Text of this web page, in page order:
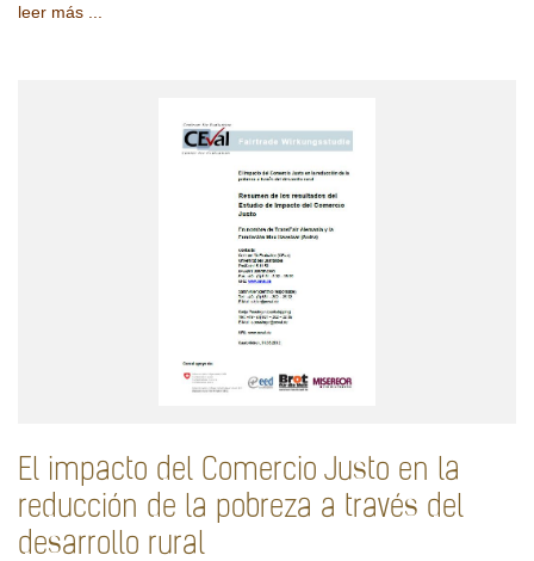
leer más ...
El impacto del Comercio Justo en la
reducción de la pobreza a través del
desarrollo rural